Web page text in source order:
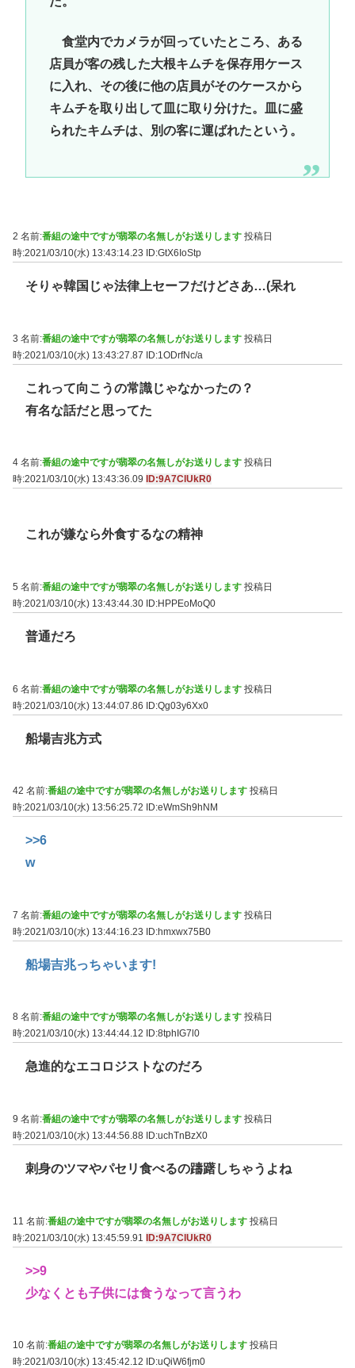
食堂内でカメラが回っていたところ、ある
店員が客の残した大根キムチを保存用ケース
に入れ、その後に他の店員がそのケースから
キムチを取り出して皿に取り分けた。皿に盛
られたキムチは、別の客に運ばれたという。
2 名前:番組の途中ですが翡翠の名無しがお送りします 投稿日
時:2021/03/10(水) 13:43:14.23
ID:GtX6IoStp
そりゃ韓国じゃ法律上セーフだけどさあ…(呆れ
3 名前:番組の途中ですが翡翠の名無しがお送りします 投稿日
時:2021/03/10(水) 13:43:27.87 ID:1ODrfNc/a
これって向こうの常識じゃなかったの？
有名な話だと思ってた
4 名前:番組の途中ですが翡翠の名無しがお送りします 投稿日
時:2021/03/10(水) 13:43:36.09
ID:9A7ClUkR0
これが嫌なら外食するなの精神
5 名前:番組の途中ですが翡翠の名無しがお送りします 投稿日
時:2021/03/10(水) 13:43:44.30 ID:HPPEoMoQ0
普通だろ
6 名前:番組の途中ですが翡翠の名無しがお送りします 投稿日
時:2021/03/10(水) 13:44:07.86 ID:Qg03y6Xx0
船場吉兆方式
42 名前:番組の途中ですが翡翠の名無しがお送りします 投稿日
時:2021/03/10(水) 13:56:25.72
ID:eWmSh9hNM
>>6
w
7 名前:番組の途中ですが翡翠の名無しがお送りします 投稿日
時:2021/03/10(水) 13:44:16.23 ID:hmxwx75B0
船場吉兆っちゃいます!
8 名前:番組の途中ですが翡翠の名無しがお送りします 投稿日
時:2021/03/10(水) 13:44:44.12
ID:8tphIG7l0
急進的なエコロジストなのだろ
9 名前:番組の途中ですが翡翠の名無しがお送りします 投稿日
時:2021/03/10(水) 13:44:56.88 ID:uchTnBzX0
刺身のツマやパセリ食べるの躊躇しちゃうよね
11 名前:番組の途中ですが翡翠の名無しがお送りします 投稿日
時:2021/03/10(水) 13:45:59.91 ID:9A7ClUkR0
>>9
少なくとも子供には食うなって言うわ
10 名前:番組の途中ですが翡翠の名無しがお送りします 投稿日
時:2021/03/10(水) 13:45:42.12
ID:uQiW6fjm0